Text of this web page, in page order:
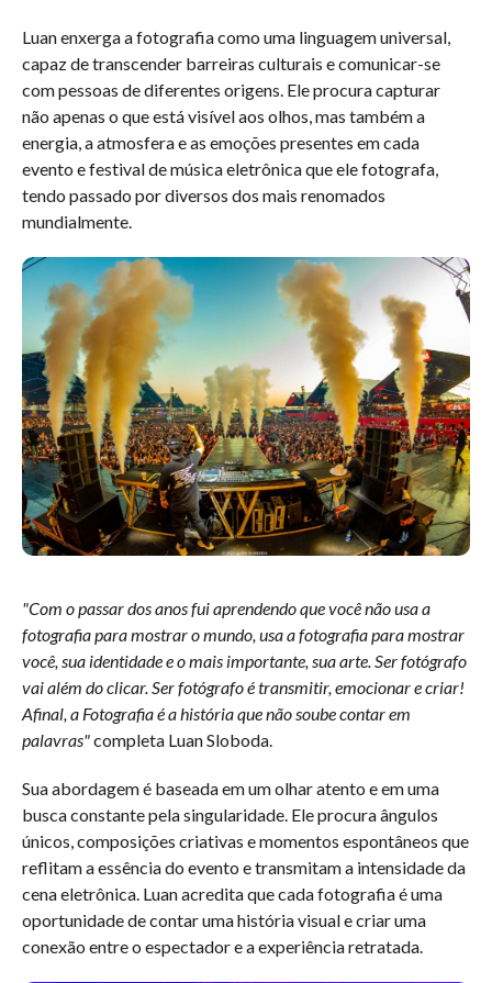
Luan enxerga a fotografia como uma linguagem universal,
capaz de transcender barreiras culturais e comunicar-se
com pessoas de diferentes origens. Ele procura capturar
não apenas o que está visível aos olhos, mas também a
energia, a atmosfera e as emoções presentes em cada
evento e festival de música eletrônica que ele fotografa,
tendo passado por diversos dos mais renomados
mundialmente.
"Com o passar dos anos fui aprendendo que você não usa a
fotografia para mostrar o mundo, usa a fotografia para mostrar
você, sua identidade e o mais importante, sua arte. Ser fotógrafo
vai além do clicar. Ser fotógrafo é transmitir, emocionar e criar!
Afinal, a Fotografia é a história que não soube contar em
palavras"completa Luan Sloboda.
Sua abordagem é baseada em um olhar atento e em uma
busca constante pela singularidade. Ele procura ângulos
únicos, composições criativas e momentos espontâneos que
reflitam a essência do evento e transmitam a intensidade da
cena eletrônica. Luan acredita que cada fotografia é uma
oportunidade de contar uma história visual e criar uma
conexão entre o espectador e a experiência retratada.